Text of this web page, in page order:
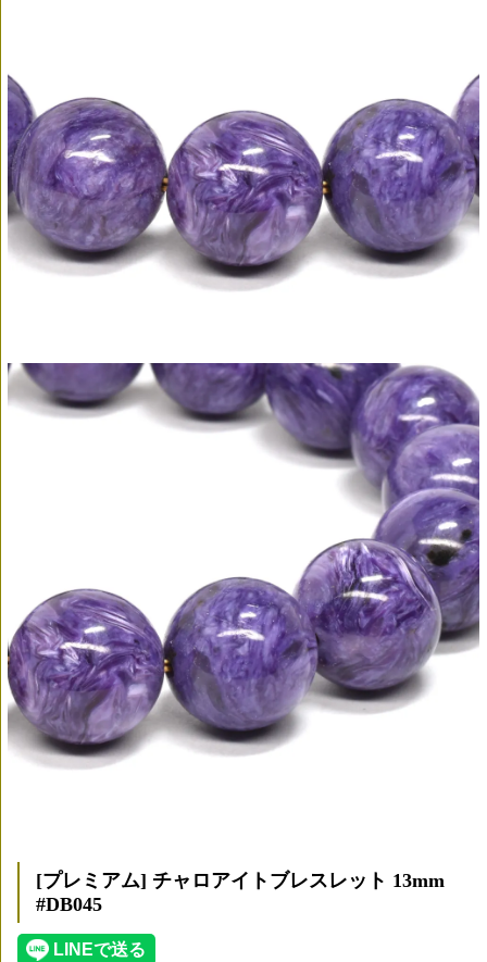
[プレミアム] チャロアイトブレスレット 13mm
#DB045